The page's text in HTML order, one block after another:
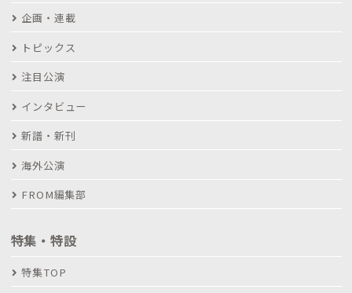
企画・連載
トピックス
注目公演
インタビュー
新譜・新刊
海外公演
FROM編集部
特集・特設
特集TOP